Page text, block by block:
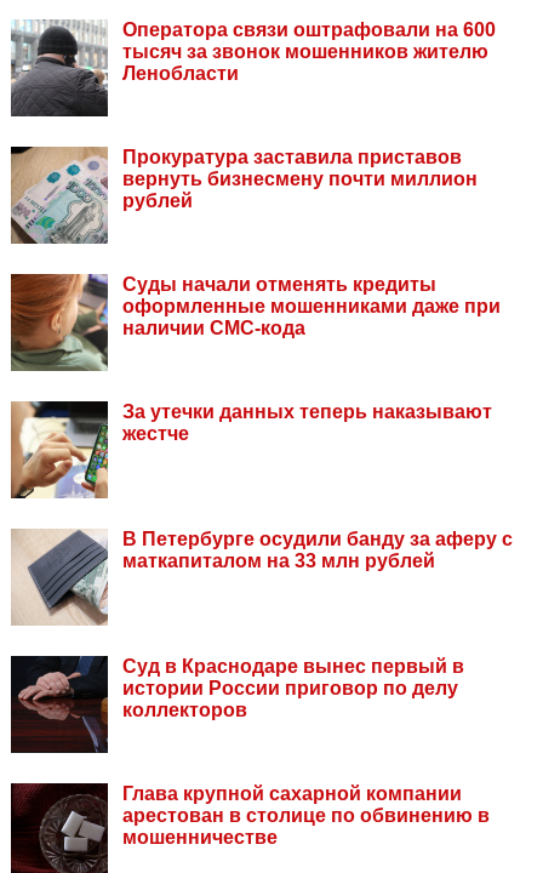
Оператора связи оштрафовали на 600
тысяч за звонок мошенников жителю
Ленобласти
Прокуратура заставила приставов
вернуть бизнесмену почти миллион
рублей
Суды начали отменять кредиты
оформленные мошенниками даже при
наличии СМС-кода
За утечки данных теперь наказывают
жестче
В Петербурге осудили банду за аферу с
маткапиталом на 33 млн рублей
Суд в Краснодаре вынес первый в
истории России приговор по делу
коллекторов
Глава крупной сахарной компании
арестован в столице по обвинению в
мошенничестве